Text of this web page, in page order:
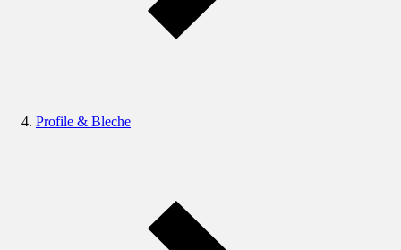
Profile & Bleche